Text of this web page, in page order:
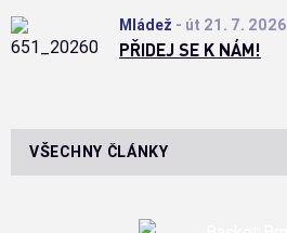
Mládež - út 21. 7. 2026
PŘIDEJ SE K NÁM!
VŠECHNY ČLÁNKY